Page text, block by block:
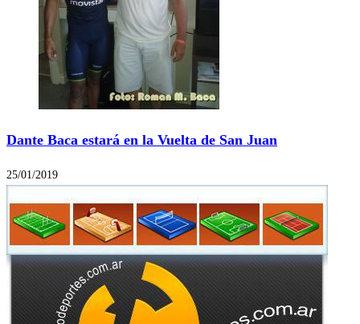
Dante Baca estará en la Vuelta de San Juan
25/01/2019